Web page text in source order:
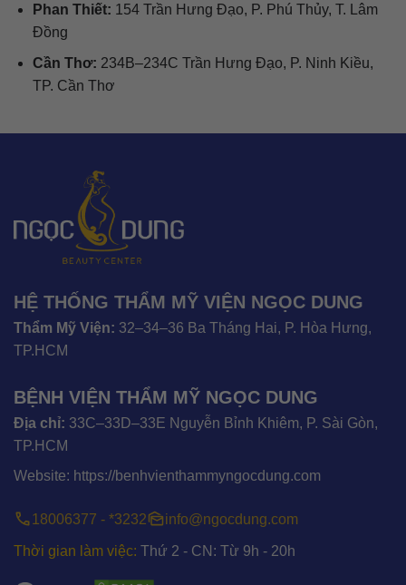
Phan Thiết: 154 Trần Hưng Đạo, P. Phú Thủy, T. Lâm
Đồng
Cần Thơ: 234B–234C Trần Hưng Đạo, P. Ninh Kiều,
TP. Cần Thơ
HỆ THỐNG THẨM MỸ VIỆN NGỌC DUNG
Thẩm Mỹ Viện: 32–34–36 Ba Tháng Hai, P. Hòa Hưng,
TP.HCM
BỆNH VIỆN THẨM MỸ NGỌC DUNG
Địa chỉ: 33C–33D–33E Nguyễn Bỉnh Khiêm, P. Sài Gòn,
TP.HCM
Website: https://benhvienthammyngocdung.com
18006377 - *3232 info@ngocdung.com
Thời gian làm việc: Thứ 2 - CN: Từ 9h - 20h